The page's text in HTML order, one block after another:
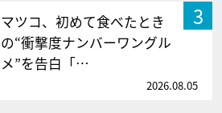
3
マツコ、初めて食べたとき
の“衝撃度ナンバーワングル
メ”を告白「…
2026.08.05